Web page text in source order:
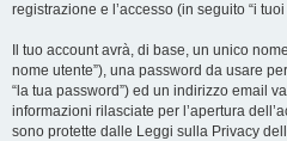
registrazione e l’accesso (in seguito “i
Il tuo account avrà, di base, un unico
nome utente”), una password da usare
“la tua password”) ed un indirizzo email
informazioni rilasciate per l’apertura
sono protette dalle Leggi sulla Privacy